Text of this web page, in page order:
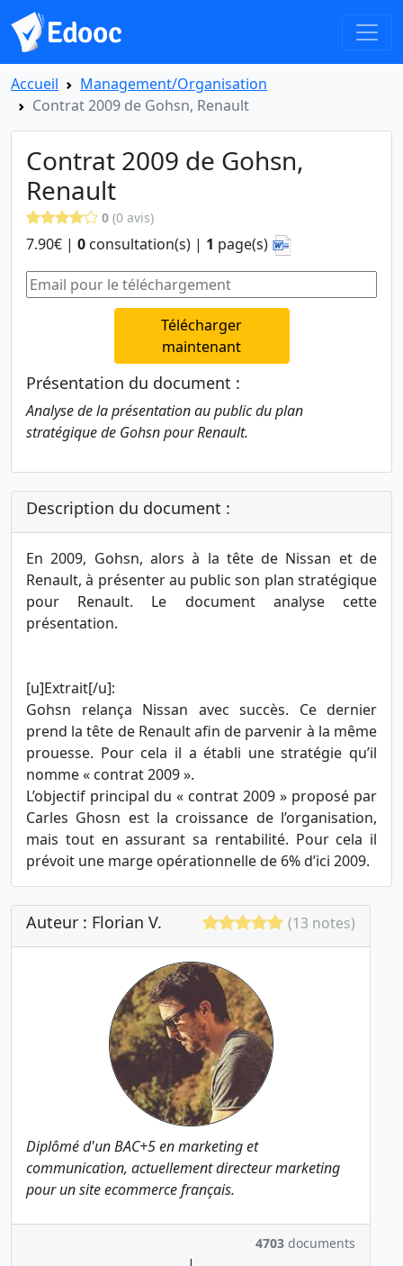
Accueil
Management/Organisation
Contrat 2009 de Gohsn, Renault
Contrat 2009 de Gohsn,
Renault
0 (0 avis)
7.90€ | 0 consultation(s) | 1 page(s)
Télécharger
maintenant
Présentation du document :
Analyse de la présentation au public du plan
stratégique de Gohsn pour Renault.
Description du document :
En 2009, Gohsn, alors à la tête de Nissan et de
Renault, à présenter au public son plan stratégique
pour Renault. Le document analyse cette
présentation.
[u]Extrait[/u]:
Gohsn relança Nissan avec succès. Ce dernier
prend la tête de Renault afin de parvenir à la même
prouesse. Pour cela il a établi une stratégie qu’il
nomme « contrat 2009 ».
L’objectif principal du « contrat 2009 » proposé par
Carles Ghosn est la croissance de l’organisation,
mais tout en assurant sa rentabilité. Pour cela il
prévoit une marge opérationnelle de 6% d’ici 2009.
Auteur : Florian V. (13 notes)
Diplômé d'un BAC+5 en marketing et
communication, actuellement directeur marketing
pour un site ecommerce français.
4703 documents